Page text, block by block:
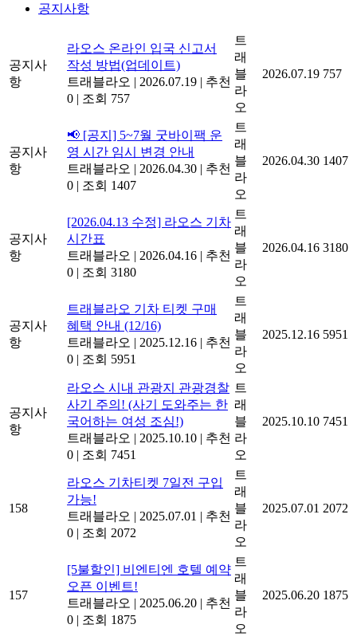
공지사항
공지사
항
라오스 온라인 입국 신고서
작성 방법(업데이트)
트래블라오 | 2026.07.19 | 추천
0 | 조회 757
트
래
블
라
오
2026.07.19 757
공지사
항
📢 [공지] 5~7월 굿바이팩 운
영 시간 임시 변경 안내
트래블라오 | 2026.04.30 | 추천
0 | 조회 1407
트
래
블
라
오
2026.04.30 1407
공지사
항
[2026.04.13 수정] 라오스 기차
시간표
트래블라오 | 2026.04.16 | 추천
0 | 조회 3180
트
래
블
라
오
2026.04.16 3180
공지사
항
트래블라오 기차 티켓 구매
혜택 안내 (12/16)
트래블라오 | 2025.12.16 | 추천
0 | 조회 5951
트
래
블
라
오
2025.12.16 5951
공지사
항
라오스 시내 관광지 관광경찰
사기 주의! (사기 도와주는 한
국어하는 여성 조심!)
트래블라오 | 2025.10.10 | 추천
0 | 조회 7451
트
래
블
라
오
2025.10.10 7451
158
라오스 기차티켓 7일전 구입
가능!
트래블라오 | 2025.07.01 | 추천
0 | 조회 2072
트
래
블
라
오
2025.07.01 2072
157
[5불할인] 비엔티엔 호텔 예약
오픈 이벤트!
트래블라오 | 2025.06.20 | 추천
0 | 조회 1875
트
래
블
라
오
2025.06.20 1875